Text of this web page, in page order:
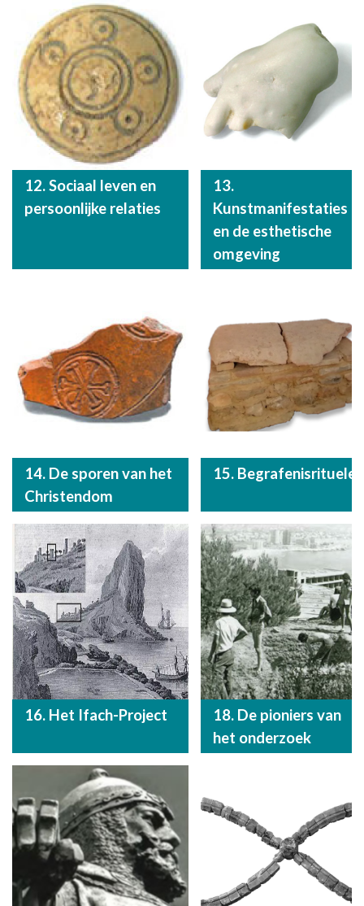
12. Sociaal leven en
persoonlijke relaties
13.
Kunstmanifestaties
en de esthetische
omgeving
14. De sporen van het
Christendom
15. Begrafenisrituelen
16. Het Ifach-Project
18. De pioniers van
het onderzoek